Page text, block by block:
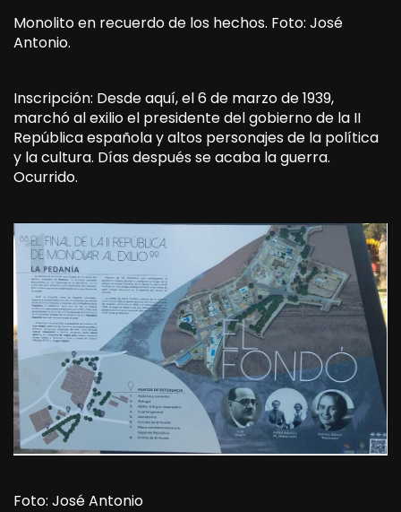
Monolito en recuerdo de los hechos. Foto: José
Antonio.
Inscripción: Desde aquí, el 6 de marzo de 1939,
marchó al exilio el presidente del gobierno de la II
República española y altos personajes de la política
y la cultura. Días después se acaba la guerra.
Ocurrido.
Foto: José Antonio